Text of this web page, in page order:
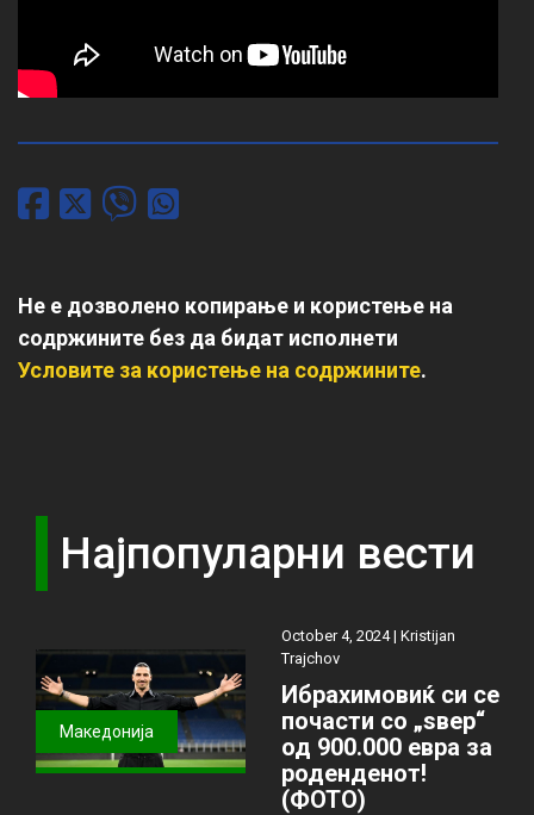
Не е дозволено копирање и користење на
содржините без да бидат исполнети
Условите за користење на содржините.
Најпопуларни вести
Македонија
October 4, 2024 | Kristijan
Trajchov
Ибрахимовиќ си се
почасти со „ѕвер“
од 900.000 евра за
роденденот!
(ФОТО)